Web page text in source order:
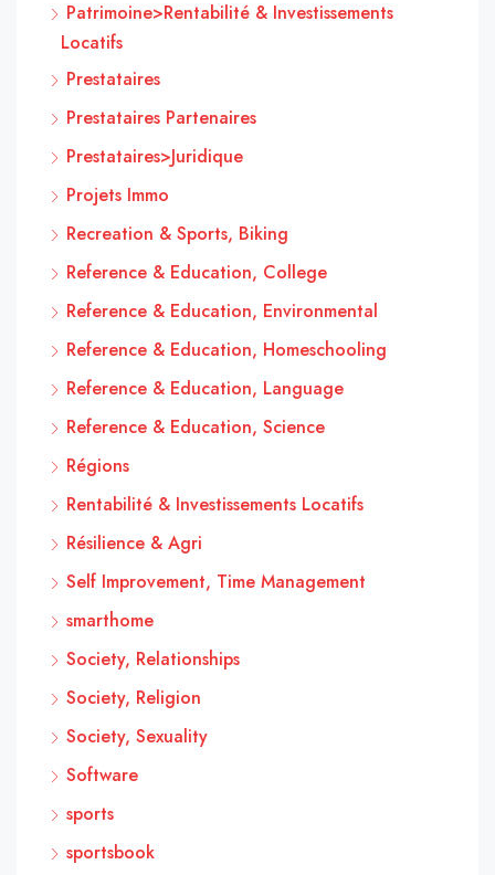
Patrimoine>Rentabilité & Investissements
Locatifs
Prestataires
Prestataires Partenaires
Prestataires>Juridique
Projets Immo
Recreation & Sports, Biking
Reference & Education, College
Reference & Education, Environmental
Reference & Education, Homeschooling
Reference & Education, Language
Reference & Education, Science
Régions
Rentabilité & Investissements Locatifs
Résilience & Agri
Self Improvement, Time Management
smarthome
Society, Relationships
Society, Religion
Society, Sexuality
Software
sports
sportsbook